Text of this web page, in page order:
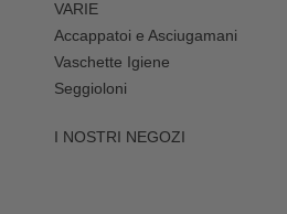
VARIE
Accappatoi e Asciugamani
Vaschette Igiene
Seggioloni
I NOSTRI NEGOZI